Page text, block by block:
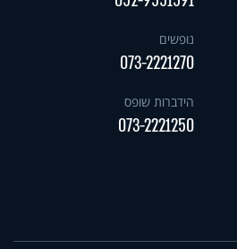
נופשים
073-2221270
הידברות שופס
073-2221250